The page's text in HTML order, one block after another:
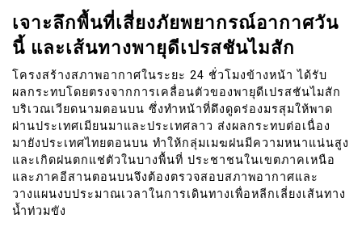
เจาะลึกพื้นที่เสี่ยงภัยพยากรณ์อากาศวัน
นี้ และเส้นทางพายุดีเปรสชันไมสัก
โครงสร้างสภาพอากาศในระยะ 24 ชั่วโมงข้างหน้า ได้รับ
ผลกระทบโดยตรงจากการเคลื่อนตัวของพายุดีเปรสชันไมสัก
บริเวณเวียดนามตอนบน ซึ่งทำหน้าที่ดึงดูดร่องมรสุมให้พาด
ผ่านประเทศเมียนมาและประเทศลาว ส่งผลกระทบต่อเนื่อง
มายังประเทศไทยตอนบน ทำให้กลุ่มเมฆฝนมีความหนาแน่นสูง
และเกิดฝนตกแช่ตัวในบางพื้นที่ ประชาชนในเขตภาคเหนือ
และภาคอีสานตอนบนจึงต้องตรวจสอบสภาพอากาศและ
วางแผนงบประมาณเวลาในการเดินทางเพื่อหลีกเลี่ยงเส้นทาง
น้ำท่วมขัง